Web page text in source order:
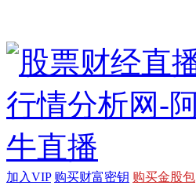
加入VIP 购买财富密钥 购买金股包